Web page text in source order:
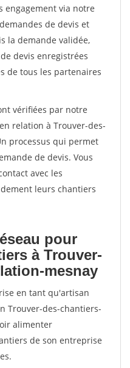
engagement via notre
de devis et
la demande validée,
devis enregistrées
de tous les partenaires
vérifiées par notre
relation à Trouver-des-
processus qui permet
de devis. Vous
avec les
leurs chantiers
pour
à Trouver-
mesnay
en tant qu'artisan
Trouver-des-chantiers-
alimenter
de son entreprise